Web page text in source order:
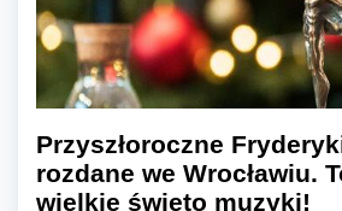
Przyszłoroczne
rozdane we Wrocławiu.
wielkie święto muzyki!